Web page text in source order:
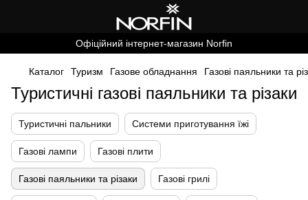
Офіційний інтернет-магазин Norfin
Каталог Туризм Газове обладнання Газові паяльники та
Туристичні газові паяльники та різаки
Туристичні пальники Системи приготування їжі
Газові лампи Газові плити
Газові паяльники та різаки Газові грилі